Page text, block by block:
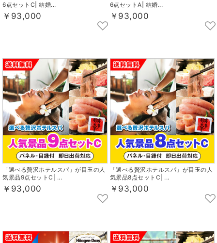
6点セットC| 結婚...
￥93,000
6点セットA| 結婚...
￥93,000
「選べる贅沢ホテルスパ」が目玉の人
気景品9点セットC| ...
￥93,000
「選べる贅沢ホテルスパ」が目玉の人
気景品8点セットC| ...
￥93,000